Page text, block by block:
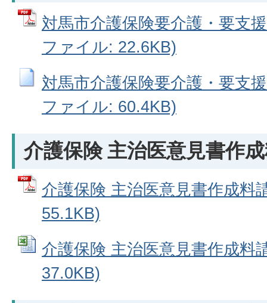
対馬市介護保険要介護・要支
ファイル: 22.6KB)
対馬市介護保険要介護・要支
ファイル: 60.4KB)
介護保険 主治医意見書作
介護保険 主治医意見書作成料
55.1KB)
介護保険 主治医意見書作成料
37.0KB)